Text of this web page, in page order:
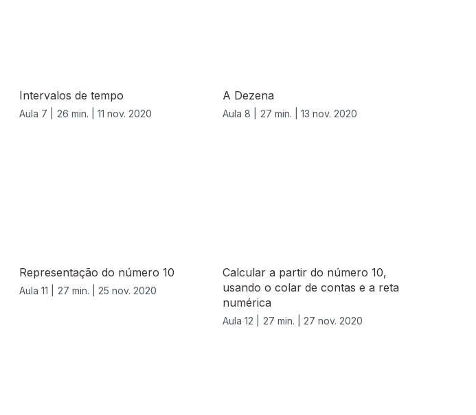
Intervalos de tempo
Aula 7 | 26 min. | 11 nov. 2020
A Dezena
Aula 8 | 27 min. | 13 nov. 2020
Representação do número 10
Aula 11 | 27 min. | 25 nov. 2020
Calcular a partir do número 10,
usando o colar de contas e a reta
numérica
Aula 12 | 27 min. | 27 nov. 2020